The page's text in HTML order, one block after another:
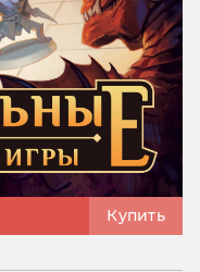
Купить